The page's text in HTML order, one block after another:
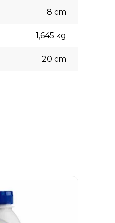
8 cm
1,645 kg
20 cm